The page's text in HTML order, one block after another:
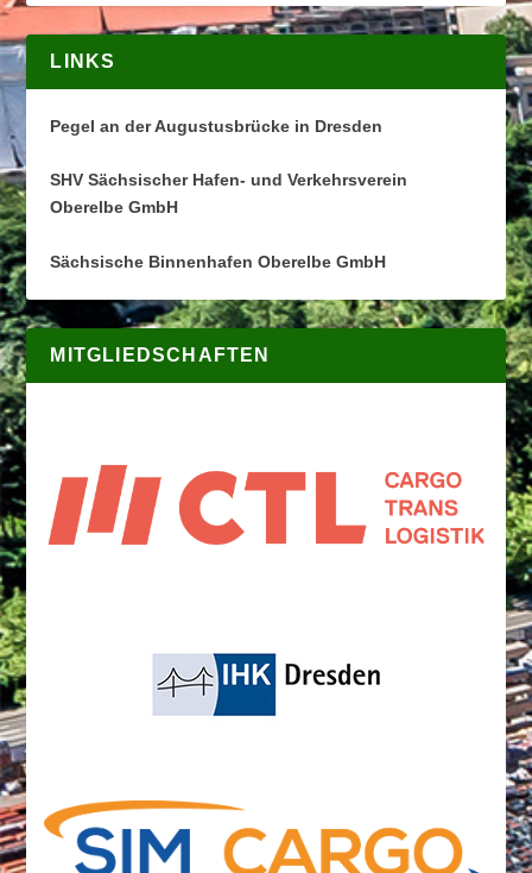
LINKS
Pegel an der Augustusbrücke in Dresden
SHV Sächsischer Hafen- und Verkehrsverein
Oberelbe GmbH
Sächsische Binnenhafen Oberelbe GmbH
MITGLIEDSCHAFTEN